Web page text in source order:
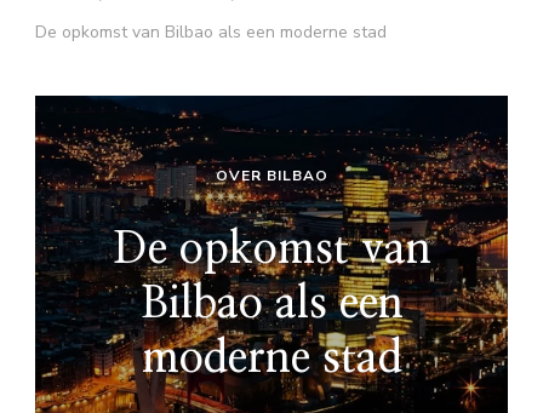
De opkomst van Bilbao als een moderne stad
OVER BILBAO
De opkomst van
Bilbao als een
moderne stad